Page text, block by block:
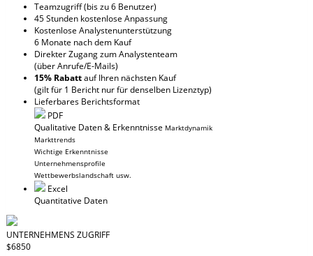
Teamzugriff (bis zu 6 Benutzer)
45 Stunden kostenlose Anpassung
Kostenlose Analystenunterstützung
6 Monate nach dem Kauf
Direkter Zugang zum Analystenteam
(über Anrufe/E-Mails)
15% Rabattauf Ihren nächsten Kauf
(gilt für 1 Bericht nur für denselben Lizenztyp)
Lieferbares Berichtsformat
PDF
Qualitative Daten & Erkenntnisse Marktdynamik
Markttrends
Wichtige Erkenntnisse
Unternehmensprofile
Wettbewerbslandschaft usw.
Excel
Quantitative Daten
UNTERNEHMENS ZUGRIFF
$6850